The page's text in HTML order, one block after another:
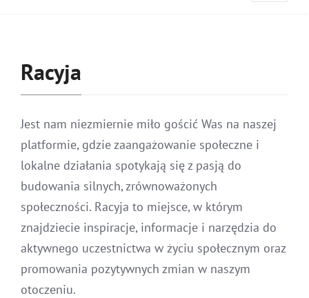
Racyja
Jest nam niezmiernie miło gościć Was na naszej
platformie, gdzie zaangażowanie społeczne i
lokalne działania spotykają się z pasją do
budowania silnych, zrównoważonych
społeczności. Racyja to miejsce, w którym
znajdziecie inspiracje, informacje i narzędzia do
aktywnego uczestnictwa w życiu społecznym oraz
promowania pozytywnych zmian w naszym
otoczeniu.